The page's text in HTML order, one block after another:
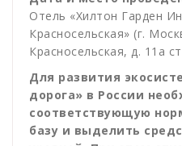
Отель «Хилтон Гарден
Красносельская» (г.
Красносельская, д. 11a
Для развития
дорога» в России
соответствующую
базу и выделить